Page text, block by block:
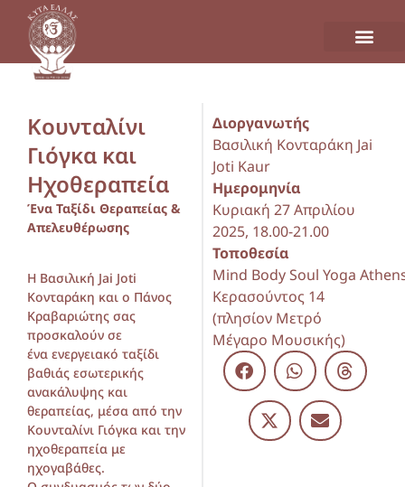
Κουνταλίνι
Γιόγκα και
Ηχοθεραπεία
Ένα Ταξίδι Θεραπείας &
Απελευθέρωσης
Η Βασιλική Jai Joti
Κονταράκη και ο Πάνος
Κραβαριώτης σας
προσκαλούν σε
ένα ενεργειακό ταξίδι
βαθιάς εσωτερικής
ανακάλυψης και
θεραπείας, μέσα από την
Κουνταλίνι Γιόγκα και την
ηχοθεραπεία με
ηχογαβάθες.
Διοργανωτής
Βασιλική Κονταράκη Jai
Joti Kaur
Ημερομηνία
Κυριακή 27 Απριλίου
2025, 18.00-21.00
Τοποθεσία
Mind Body Soul Yoga
Κερασούντος 14
(πλησίον Μετρό
Μέγαρο Μουσικής)